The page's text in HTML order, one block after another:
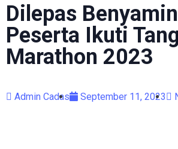
Dilepas
Peserta Ikuti
Marathon 2023
Admin Cadas September 11, 2023